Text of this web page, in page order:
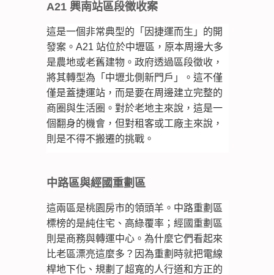
A21 興南站區段徵收案
這是一個非常典型的「因捷運而生」的開
發案。A21 站位於中壢區，原本周邊大多
是農地或老舊建物。政府透過區段徵收，
將其轉型為「中壢北側新門戶」。這不僅
僅是蓋捷運站，而是要在周邊建立完整的
商圈與生活圈。對於老地主來說，這是一
個翻身的機會，但對租客或工廠主來說，
則是不得不搬遷的挑戰。
中路區與經國重劃區
這兩區是桃園房市的領頭羊。中路重劃區
標榜的是純住宅、高綠覆率；經國重劃區
則是商務與轉運中心。為什麼它們看起來
比老區漂亮這麼多？因為重劃時就把電線
桿地下化、規劃了超寬的人行道和方正的